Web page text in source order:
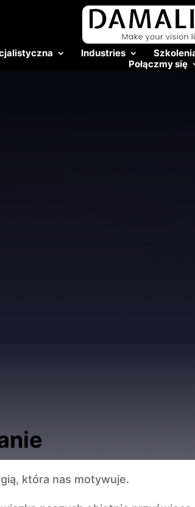
Industries
Połączmy się
która nas motywuje.